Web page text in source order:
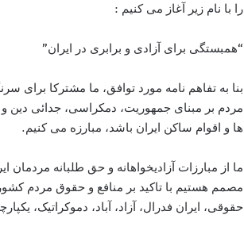
را با نام زير آغاز می کنيم :
“همبستگی برای آزادی و برابری در ايران”
بنا به تفاهم نامه مورد توافق، ما مشترکا برای
مردم بر مبناى جمهوریت، دمکراسی، جدائی دین
ها و اقوام ساکن ایران باشد، مبارزه می کنيم.
ما از مبارزات آزاديخواهانه و حق طلبانه
مصمم هستیم با تاکید بر منافع و حقوق مردم
حقوقی، ایران فدرال، آزاد، آباد، دموکراتيک،